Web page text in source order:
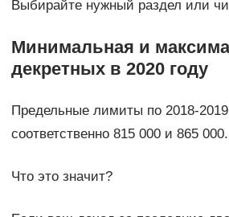
Выбирайте нужный раздел или
Минимальная и
декретных в 2020 году
Предельные лимиты по 2018-
соответственно 815 000 и 865 000.
Что это значит?